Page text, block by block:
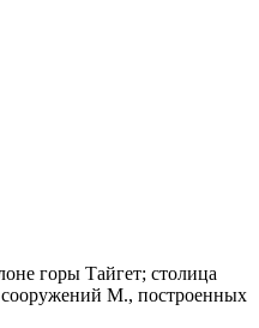
горы Тайгет; столица
М., построенных